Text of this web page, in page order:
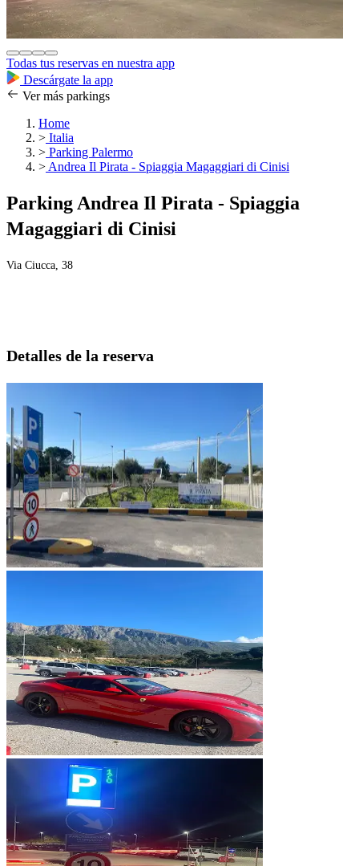
Todas tus reservas en nuestra app
Descárgate la app
Ver más parkings
Home
> Italia
> Parking Palermo
> Andrea Il Pirata - Spiaggia Magaggiari di Cinisi
Parking Andrea Il Pirata - Spiaggia
Magaggiari di Cinisi
Via Ciucca, 38
Detalles de la reserva